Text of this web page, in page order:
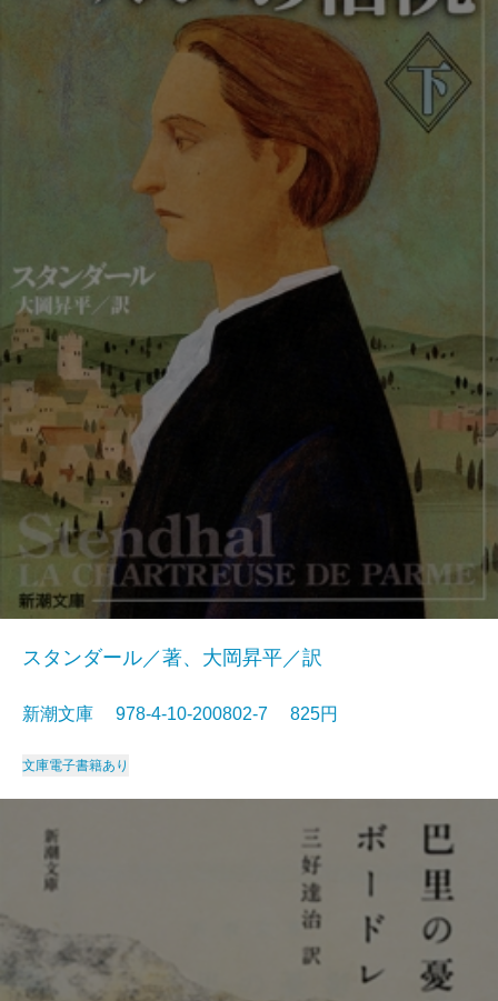
スタンダール／著、大岡昇平／訳
新潮文庫 978-4-10-200802-7 825円
文庫電子書籍あり